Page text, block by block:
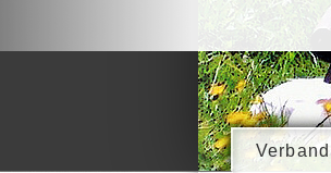
Verband